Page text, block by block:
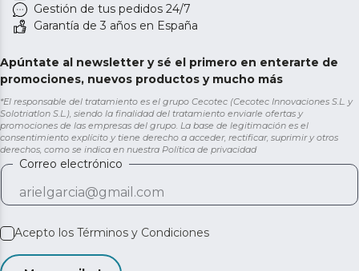
Gestión de tus pedidos 24/7
Garantía de 3 años en España
Apúntate al newsletter y sé el primero en enterarte de
promociones, nuevos productos y mucho más
*El responsable del tratamiento es el grupo Cecotec (Cecotec Innovaciones S.L. y
Solotriatlon S.L.), siendo la finalidad del tratamiento enviarle ofertas y
promociones de las empresas del grupo. La base de legitimación es el
consentimiento explícito y tiene derecho a acceder, rectificar, suprimir y otros
derechos, como se indica en nuestra Política de privacidad
Correo electrónico
Acepto los Términos y Condiciones